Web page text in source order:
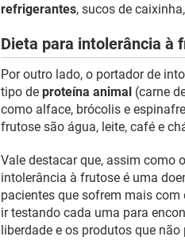
refrigerantes, sucos de
Dieta para intolerância à
Por outro lado, o portador de
tipo de proteína animal (carne
como alface, brócolis e
frutose são água, leite, café e
Vale destacar que, assim como
intolerância à frutose é uma
pacientes que sofrem mais
ir testando cada uma para
liberdade e os produtos que